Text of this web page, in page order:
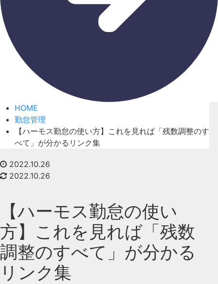
HOME
勤怠管理
【ハーモス勤怠の使い方】これを見れば「残数調整のす
べて」が分かるリンク集
2022.10.26
2022.10.26
【ハーモス勤怠の使い
方】これを見れば「残数
調整のすべて」が分かる
リンク集